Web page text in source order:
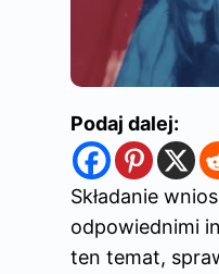
Podaj dalej:
Składanie
odpowiednimi
ten temat,